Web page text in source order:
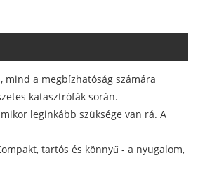
a megbízhatóság számára
katasztrófák során.
leginkább szüksége van rá. A
tartós és könnyű - a nyugalom,